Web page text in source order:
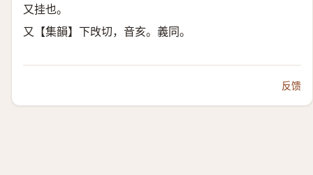
又挂也。
又【集韻】下攺切，音亥。義同。
反馈